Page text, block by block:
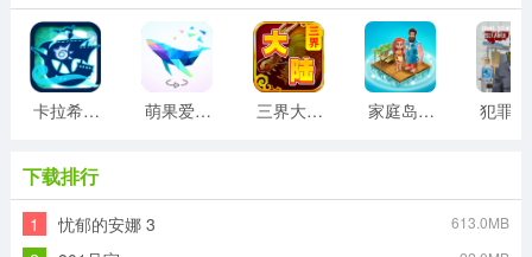
卡拉希尔战记 萌果爱消除游戏 三界大陆手机版 家庭岛中文版
下载排行
1 忧郁的安娜 3 613.0MB